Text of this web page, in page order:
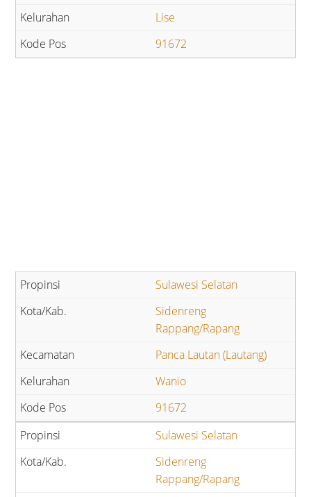
Lise
91672
Sulawesi Selatan
Sidenreng
Rappang/Rapang
Panca Lautan (Lautang)
Wanio
91672
Sulawesi Selatan
Sidenreng
Rappang/Rapang